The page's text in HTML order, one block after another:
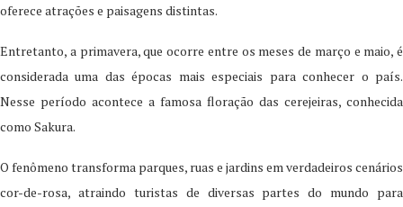
oferece atrações e paisagens distintas.
Entretanto, a primavera, que ocorre entre os meses de março e maio, é
considerada uma das épocas mais especiais para conhecer o país.
Nesse período acontece a famosa floração das cerejeiras, conhecida
como Sakura.
O fenômeno transforma parques, ruas e jardins em verdadeiros cenários
cor-de-rosa, atraindo turistas de diversas partes do mundo para